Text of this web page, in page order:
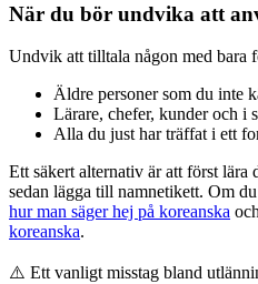
När du bör undvika att
Undvik att tilltala någon med bara
Äldre personer som du inte
Lärare, chefer, kunder och i
Alla du just har träffat i ett
Ett säkert alternativ är att först lära
sedan lägga till namnetikett. Om
hur man säger hej på koreanska
koreanska.
⚠️ Ett vanligt misstag bland